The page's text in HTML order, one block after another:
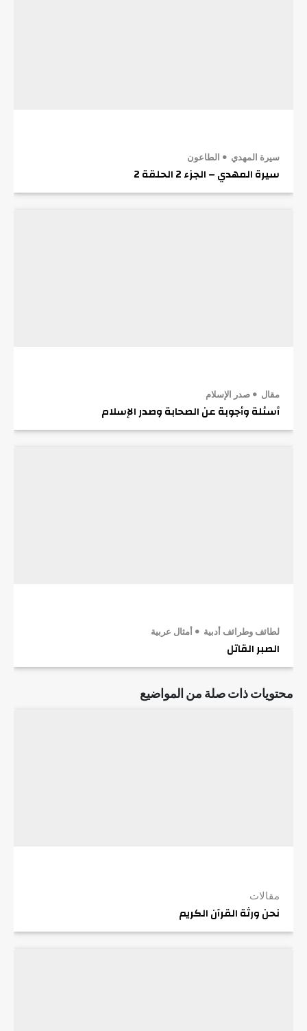
سيرة المهدي الطاعون
سيرة المهدي – الجزء 2 الحلقة 2
مقال صدر الإسلام
أسئلة وأجوبة عن الصحابة وصدر الإسلام
لطائف وطرائف أدبية أمثال عربية
الصبر القاتل
محتويات ذات صلة من المواضيع
مقالات
نحن ورثة القرآن الكريم